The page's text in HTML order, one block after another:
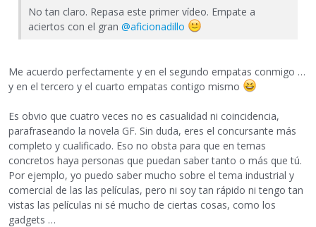
No tan claro. Repasa este primer vídeo. Empate a
aciertos con el gran @aficionadillo
Me acuerdo perfectamente y en el segundo empatas conmigo …
y en el tercero y el cuarto empatas contigo mismo
Es obvio que cuatro veces no es casualidad ni coincidencia,
parafraseando la novela GF. Sin duda, eres el concursante más
completo y cualificado. Eso no obsta para que en temas
concretos haya personas que puedan saber tanto o más que tú.
Por ejemplo, yo puedo saber mucho sobre el tema industrial y
comercial de las las películas, pero ni soy tan rápido ni tengo tan
vistas las películas ni sé mucho de ciertas cosas, como los
gadgets …